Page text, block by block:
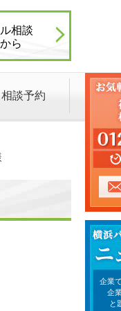
相談
ら
企業
企
と
相談予約